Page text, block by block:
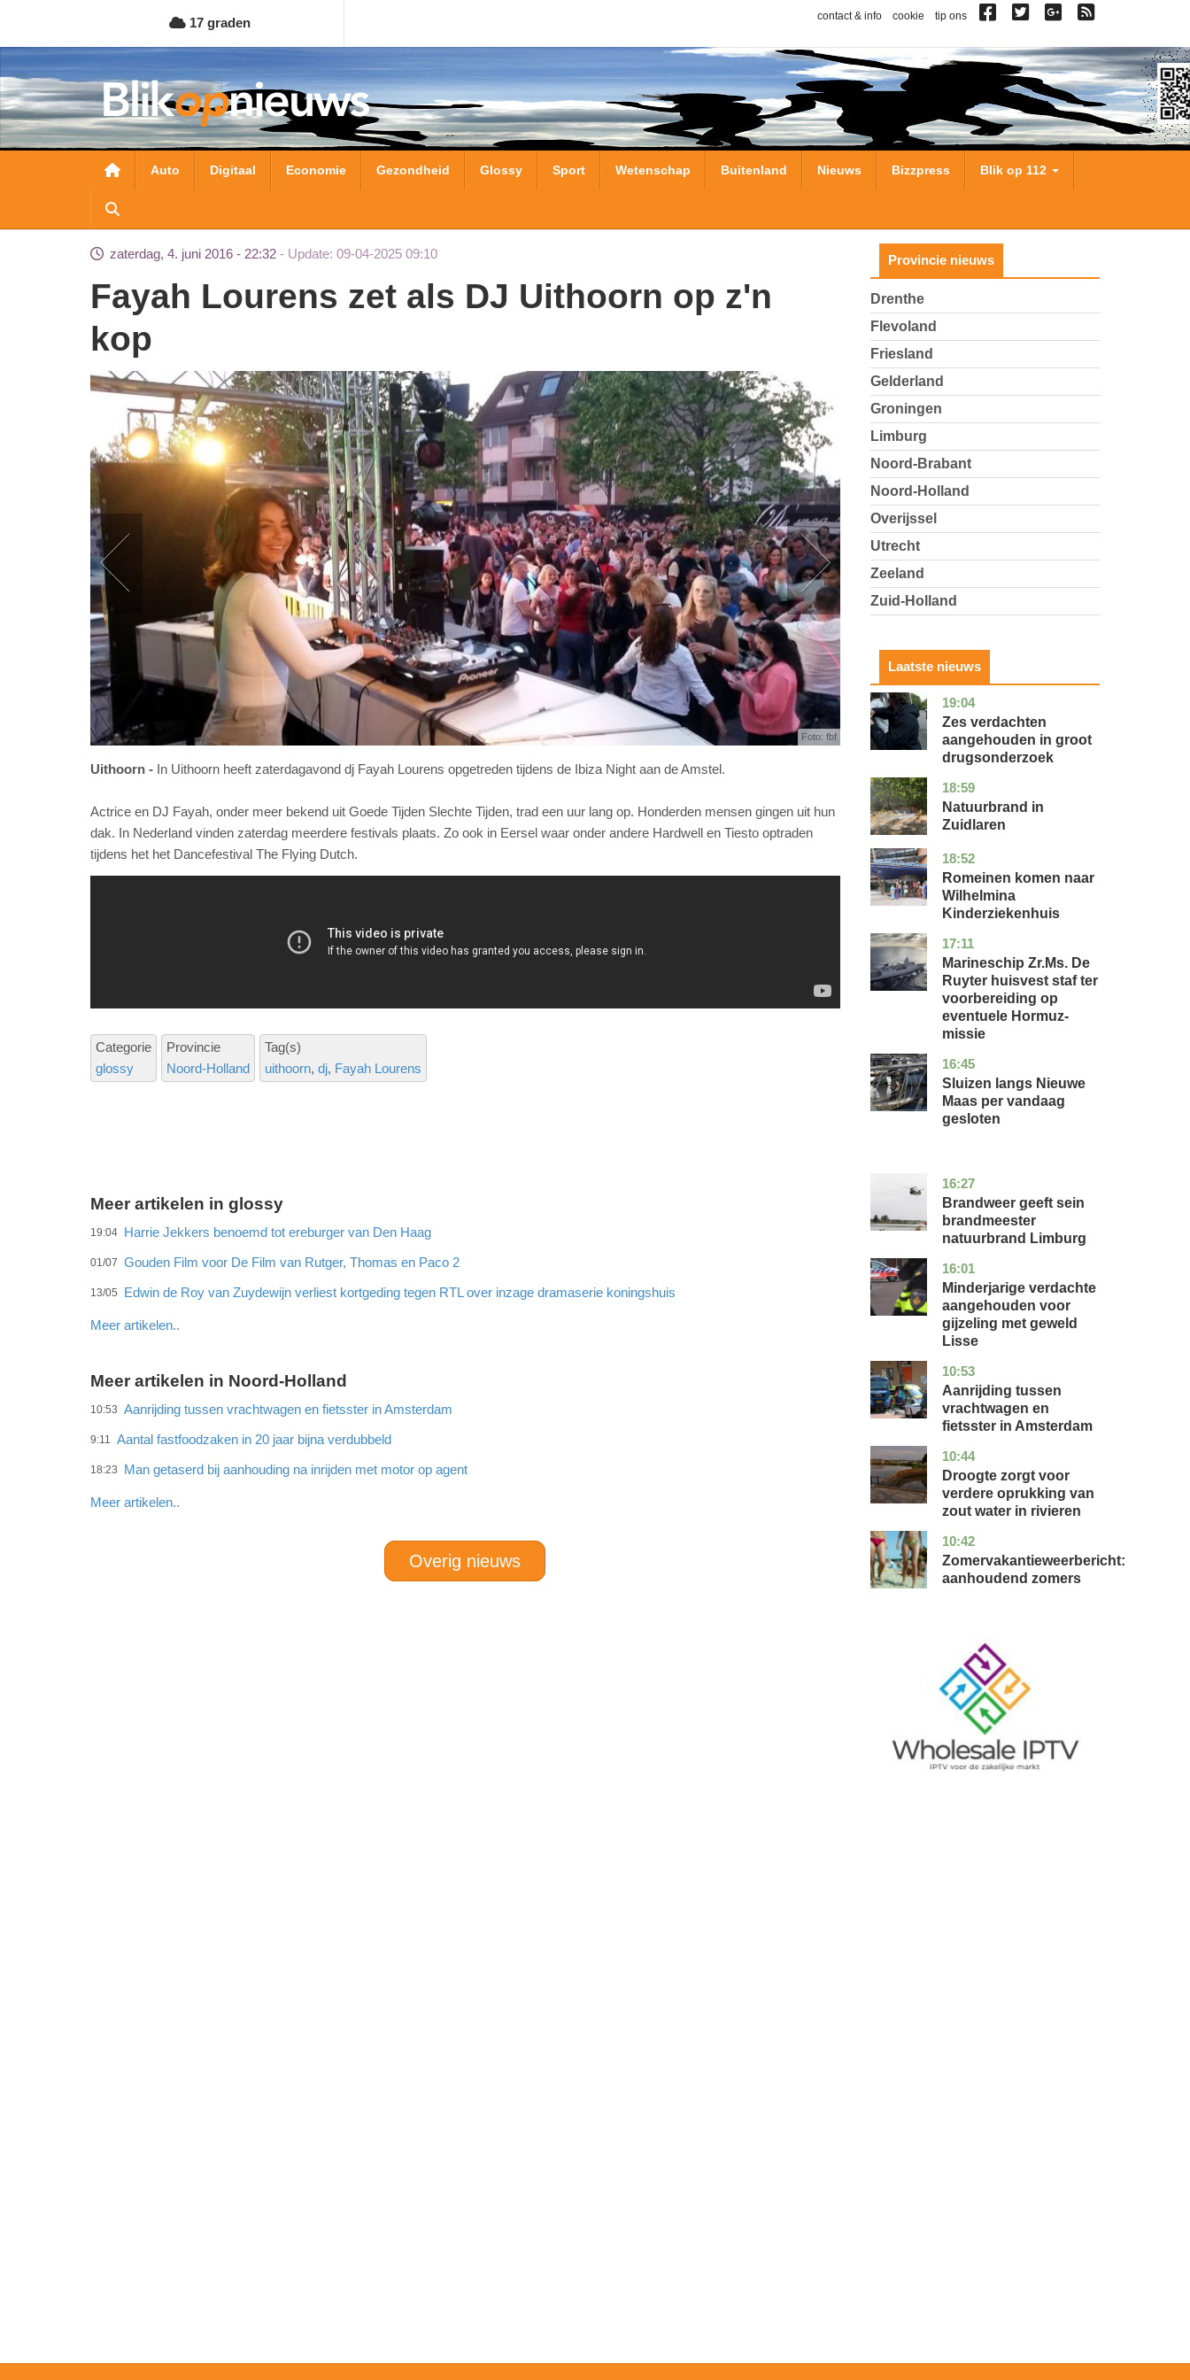
naar
de
inhoud
gaan
17 graden contact & info cookie tip ons
Hoofdnavigatie
Auto Digitaal Economie Gezondheid Glossy Sport Wetenschap Buitenland Nieuws Bizzpress Blik op 112
zaterdag, 4. juni 2016 - 22:32 Update: 09-04-2025 09:10
Fayah Lourens zet als DJ Uithoorn op z'n
kop
Foto: fbf
Uithoorn In Uithoorn heeft zaterdagavond dj Fayah Lourens opgetreden tijdens de Ibiza Night aan de Amstel.
Actrice en DJ Fayah, onder meer bekend uit Goede Tijden Slechte Tijden, trad een uur lang op. Honderden mensen gingen uit hun
dak. In Nederland vinden zaterdag meerdere festivals plaats. Zo ook in Eersel waar onder andere Hardwell en Tiesto optraden
tijdens het het Dancefestival The Flying Dutch.
Categorie
glossy
Provincie
Noord-Holland
Tag(s)
uithoorn dj Fayah Lourens
Meer artikelen in glossy
19:04 Harrie Jekkers benoemd tot ereburger van Den Haag
01/07 Gouden Film voor De Film van Rutger, Thomas en Paco 2
13/05 Edwin de Roy van Zuydewijn verliest kortgeding tegen RTL over inzage dramaserie koningshuis
Meer artikelen..
Meer artikelen in Noord-Holland
10:53 Aanrijding tussen vrachtwagen en fietsster in Amsterdam
9:11 Aantal fastfoodzaken in 20 jaar bijna verdubbeld
18:23 Man getaserd bij aanhouding na inrijden met motor op agent
Meer artikelen..
Overig nieuws
Provincie nieuws
Drenthe
Flevoland
Friesland
Gelderland
Groningen
Limburg
Noord-Brabant
Noord-Holland
Overijssel
Utrecht
Zeeland
Zuid-Holland
Laatste nieuws
19:04
zuid-
holland
nieuws
Zes verdachten
aangehouden in groot
drugsonderzoek
18:59
drenthe
nieuws
Natuurbrand in
Zuidlaren
18:52
utrecht
nieuws
Romeinen komen naar
Wilhelmina
Kinderziekenhuis
17:11
zuid-
holland
nieuws
Marineschip Zr.Ms. De
Ruyter huisvest staf ter
voorbereiding op
eventuele Hormuz-
missie
16:45
zuid-
holland
nieuws
Sluizen langs Nieuwe
Maas per vandaag
gesloten
16:27
limburg
nieuws
Brandweer geeft sein
brandmeester
natuurbrand Limburg
16:01
zuid-
holland
nieuws
Minderjarige verdachte
aangehouden voor
gijzeling met geweld
Lisse
10:53
noord-
holland
nieuws
Aanrijding tussen
vrachtwagen en
fietsster in Amsterdam
10:44
gelderland
nieuws
Droogte zorgt voor
verdere oprukking van
zout water in rivieren
10:42
utrecht
nieuws
Zomervakantieweerbericht:
aanhoudend zomers